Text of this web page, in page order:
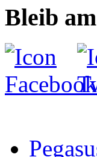
Bleib